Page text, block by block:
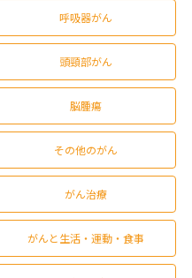
呼吸器がん
頭頸部がん
脳腫瘍
その他のがん
がん治療
がんと生活・運動・食事